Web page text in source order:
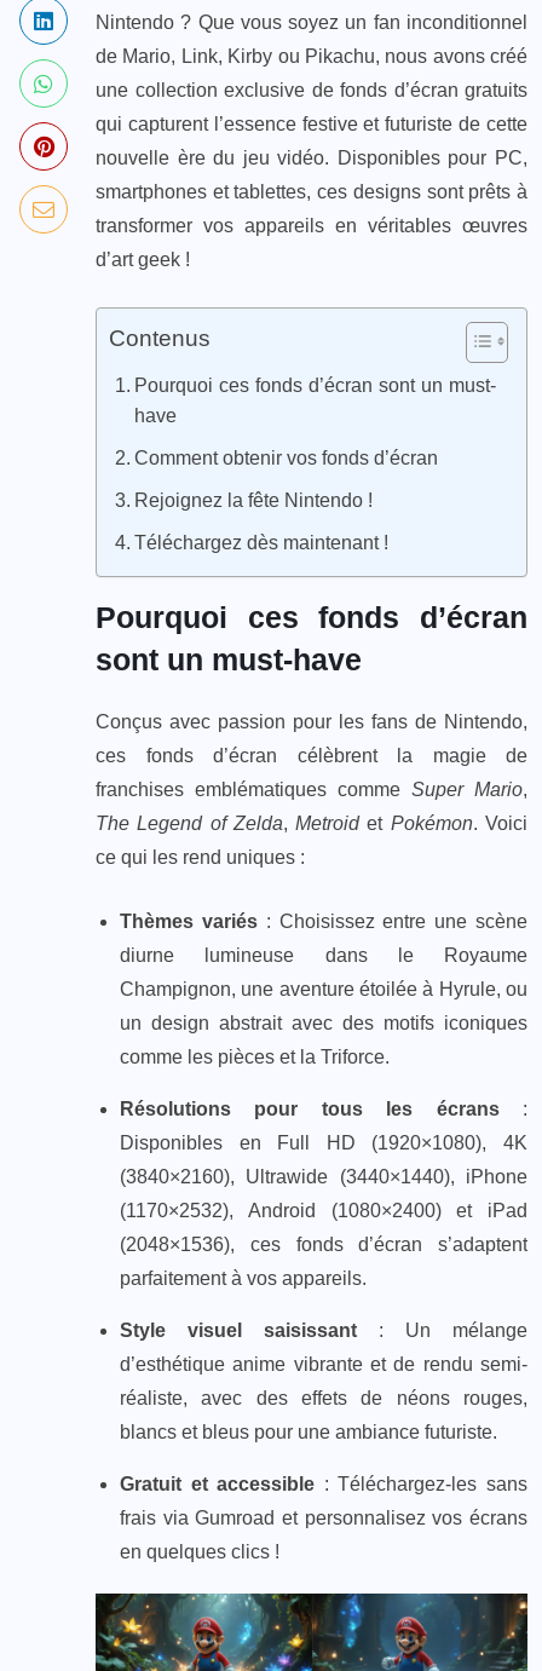
Nintendo ? Que vous soyez un fan inconditionnel
de Mario, Link, Kirby ou Pikachu, nous avons créé
une collection exclusive de fonds d’écran gratuits
qui capturent l’essence festive et futuriste de cette
nouvelle ère du jeu vidéo. Disponibles pour PC,
smartphones et tablettes, ces designs sont prêts à
transformer vos appareils en véritables œuvres
d’art geek !
Contenus
Pourquoi ces fonds d’écran sont un must-
have
Comment obtenir vos fonds d’écran
Rejoignez la fête Nintendo !
Téléchargez dès maintenant !
Pourquoi ces fonds d’écran
sont un must-have
Conçus avec passion pour les fans de Nintendo,
ces fonds d’écran célèbrent la magie de
franchises emblématiques comme Super Mario,
The Legend of Zelda,Metroidet Pokémon. Voici
ce qui les rend uniques :
Thèmes variés: Choisissez entre une scène
diurne lumineuse dans le Royaume
Champignon, une aventure étoilée à Hyrule, ou
un design abstrait avec des motifs iconiques
comme les pièces et la Triforce.
Résolutions pour tous les écrans:
Disponibles en Full HD (1920×1080), 4K
(3840×2160), Ultrawide (3440×1440), iPhone
(1170×2532), Android (1080×2400) et iPad
(2048×1536), ces fonds d’écran s’adaptent
parfaitement à vos appareils.
Style visuel saisissant : Un mélange
d’esthétique anime vibrante et de rendu semi-
réaliste, avec des effets de néons rouges,
blancs et bleus pour une ambiance futuriste.
Gratuit et accessible : Téléchargez-les sans
frais via Gumroad et personnalisez vos écrans
en quelques clics !